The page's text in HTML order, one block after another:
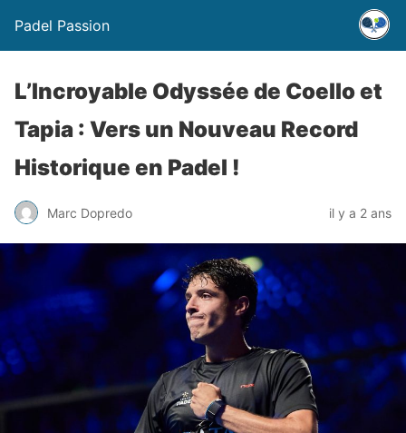
Padel Passion
L’Incroyable Odyssée de Coello et
Tapia : Vers un Nouveau Record
Historique en Padel !
Marc Dopredo il y a 2 ans